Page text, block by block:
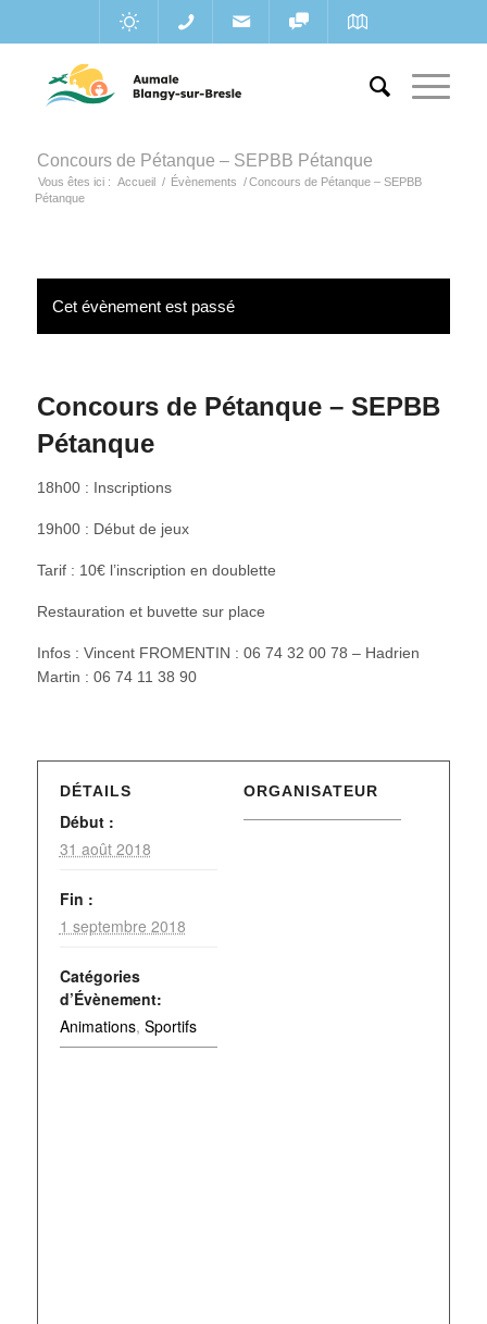
Concours de Pétanque – SEPBB Pétanque
Vous êtes ici : Accueil / Évènements / Concours de Pétanque – SEPBB
Pétanque
Cet évènement est passé
Concours de Pétanque – SEPBB
Pétanque
18h00 : Inscriptions
19h00 : Début de jeux
Tarif : 10€ l’inscription en doublette
Restauration et buvette sur place
Infos : Vincent FROMENTIN : 06 74 32 00 78 – Hadrien
Martin : 06 74 11 38 90
DÉTAILS
Début :
31 août 2018
Fin :
1 septembre 2018
Catégories
d’Évènement:
Animations, Sportifs
ORGANISATEUR